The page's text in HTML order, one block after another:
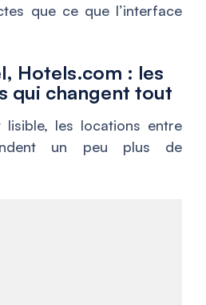
que ce que l’interface
Hotels.com : les
qui changent tout
les locations entre
un peu plus de